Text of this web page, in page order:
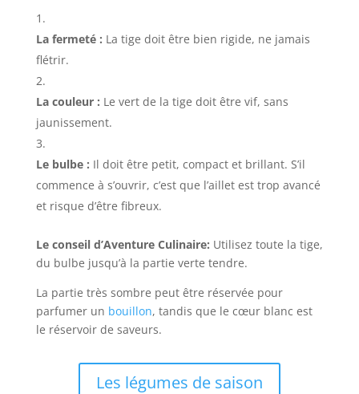
La fermeté : La tige doit être bien rigide, ne jamais
flétrir.
La couleur : Le vert de la tige doit être vif, sans
jaunissement.
Le bulbe : Il doit être petit, compact et brillant. S’il
commence à s’ouvrir, c’est que l’aillet est trop avancé
et risque d’être fibreux.
Le conseil d’Aventure Culinaire: Utilisez toute la tige,
du bulbe jusqu’à la partie verte tendre.
La partie très sombre peut être réservée pour
parfumer un bouillon, tandis que le cœur blanc est
le réservoir de saveurs.
Les légumes de saison